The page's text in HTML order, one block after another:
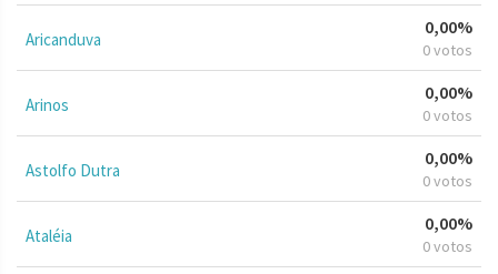
Aricanduva
0,00%
0 votos
Arinos
0,00%
0 votos
Astolfo Dutra
0,00%
0 votos
Ataléia
0,00%
0 votos